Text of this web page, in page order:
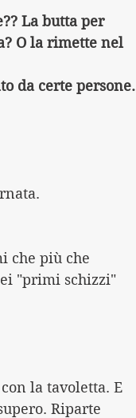
La butta per
O la rimette nel
da certe persone.
che più che
"primi schizzi"
la tavoletta. E
Riparte